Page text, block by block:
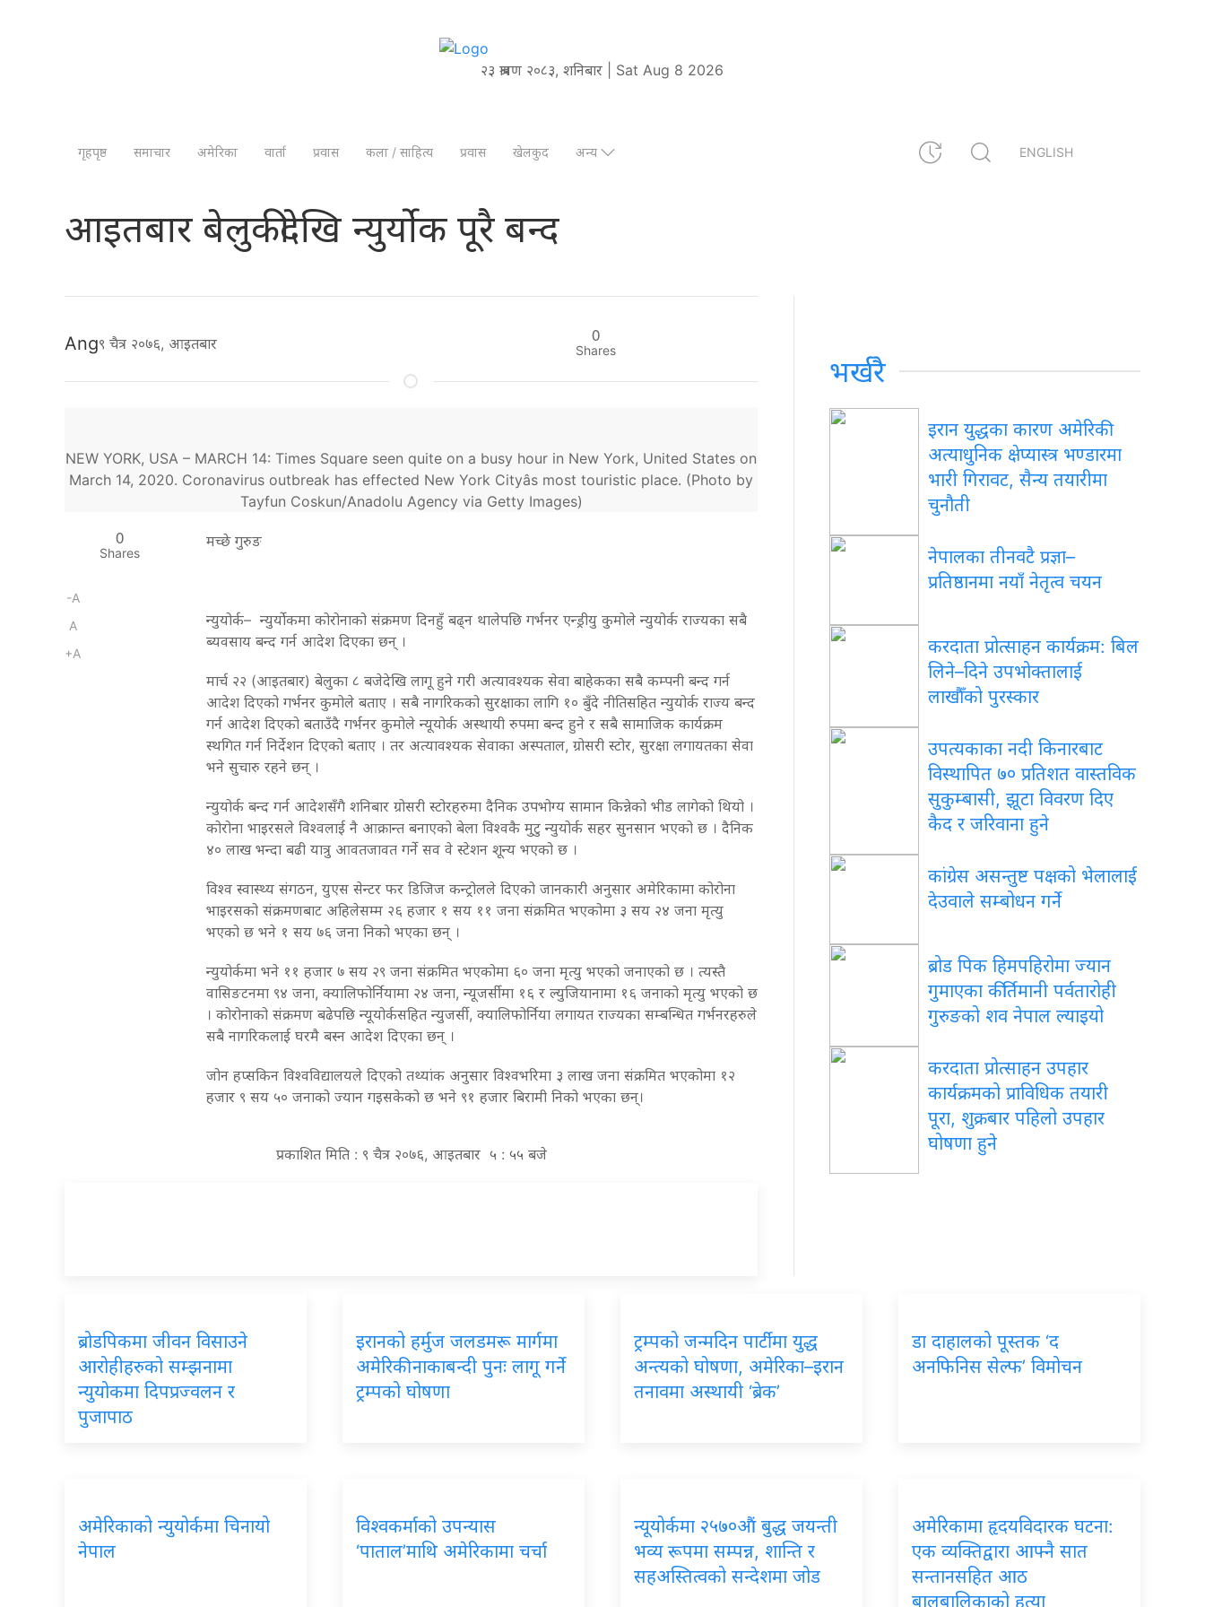
२३ श्रावण २०८३, शनिबार | Sat Aug 8 2026
गृहपृष्ठ समाचार अमेरिका वार्ता प्रवास कला / साहित्य प्रवास खेलकुद अन्य ENGLISH
आइतबार बेलुकीदेखि न्युर्योक पूरै बन्द
Ang९ चैत्र २०७६, आइतबार 0
Shares
NEW YORK, USA – MARCH 14: Times Square seen quite on a busy hour in New York, United States on
March 14, 2020. Coronavirus outbreak has effected New York Cityâs most touristic place. (Photo by
Tayfun Coskun/Anadolu Agency via Getty Images)
0
Shares
-A
A
+A
मच्छे गुरुङ
न्युयोर्क– न्युर्योकमा कोरोनाको संक्रमण दिनहुँ बढ्न थालेपछि गर्भनर एन्ड्रीयु कुमोले न्युयोर्क राज्यका सबै
ब्यवसाय बन्द गर्न आदेश दिएका छन् ।
मार्च २२ (आइतबार) बेलुका ८ बजेदेखि लागू हुने गरी अत्यावश्यक सेवा बाहेकका सबै कम्पनी बन्द गर्न
आदेश दिएको गर्भनर कुमोले बताए । सबै नागरिकको सुरक्षाका लागि १० बुँदे नीतिसहित न्युयोर्क राज्य बन्द
गर्न आदेश दिएको बताउँदै गर्भनर कुमोले न्यूयोर्क अस्थायी रुपमा बन्द हुने र सबै सामाजिक कार्यक्रम
स्थगित गर्न निर्देशन दिएको बताए । तर अत्यावश्यक सेवाका अस्पताल, ग्रोसरी स्टोर, सुरक्षा लगायतका सेवा
भने सुचारु रहने छन् ।
न्युयोर्क बन्द गर्न आदेशसँगै शनिबार ग्रोसरी स्टोरहरुमा दैनिक उपभोग्य सामान किन्नेको भीड लागेको थियो ।
कोरोना भाइरसले विश्वलाई नै आक्रान्त बनाएको बेला विश्वकै मुटु न्युयोर्क सहर सुनसान भएको छ । दैनिक
४० लाख भन्दा बढी यात्रु आवतजावत गर्ने सव वे स्टेशन शून्य भएको छ ।
विश्व स्वास्थ्य संगठन, युएस सेन्टर फर डिजिज कन्ट्रोलले दिएको जानकारी अनुसार अमेरिकामा कोरोना
भाइरसको संक्रमणबाट अहिलेसम्म २६ हजार १ सय ११ जना संक्रमित भएकोमा ३ सय २४ जना मृत्यु
भएको छ भने १ सय ७६ जना निको भएका छन् ।
न्युयोर्कमा भने ११ हजार ७ सय २९ जना संक्रमित भएकोमा ६० जना मृत्यु भएको जनाएको छ । त्यस्तै
वासि‌ङटनमा ९४ जना, क्यालिफोर्नियामा २४ जना, न्यूजर्सीमा १६ र ल्युजियानामा १६ जनाको मृत्यु भएको छ
। कोरोनाको संक्रमण बढेपछि न्यूयोर्कसहित न्युजर्सी, क्यालिफोर्निया लगायत राज्यका सम्बन्धित गर्भनरहरुले
सबै नागरिकलाई घरमै बस्न आदेश दिएका छन् ।
जोन हप्सकिन विश्वविद्यालयले दिएको तथ्यांक अनुसार विश्वभरिमा ३ लाख जना संक्रमित भएकोमा १२
हजार ९ सय ५० जनाको ज्यान गइसकेको छ भने ९१ हजार बिरामी निको भएका छन्।
प्रकाशित मिति : ९ चैत्र २०७६, आइतबार ५ : ५५ बजे
भर्खरै
इरान युद्धका कारण अमेरिकी
अत्याधुनिक क्षेप्यास्त्र भण्डारमा
भारी गिरावट, सैन्य तयारीमा
चुनौती
नेपालका तीनवटै प्रज्ञा–
प्रतिष्ठानमा नयाँ नेतृत्व चयन
करदाता प्रोत्साहन कार्यक्रम: बिल
लिने–दिने उपभोक्तालाई
लाखौँको पुरस्कार
उपत्यकाका नदी किनारबाट
विस्थापित ७० प्रतिशत वास्तविक
सुकुम्बासी, झूटा विवरण दिए
कैद र जरिवाना हुने
कांग्रेस असन्तुष्ट पक्षको भेलालाई
देउवाले सम्बोधन गर्ने
ब्रोड पिक हिमपहिरोमा ज्यान
गुमाएका कीर्तिमानी पर्वतारोही
गुरुङको शव नेपाल ल्याइयो
करदाता प्रोत्साहन उपहार
कार्यक्रमको प्राविधिक तयारी
पूरा, शुक्रबार पहिलो उपहार
घोषणा हुने
ब्रोडपिकमा जीवन विसाउने
आरोहीहरुको सम्झनामा
न्युयोकमा दिपप्रज्वलन र
पुजापाठ
इरानको हर्मुज जलडमरू मार्गमा
अमेरिकी नाकाबन्दी पुनः लागू गर्ने
ट्रम्पको घोषणा
ट्रम्पको जन्मदिन पार्टीमा युद्ध
अन्त्यको घोषणा, अमेरिका–इरान
तनावमा अस्थायी ‘ब्रेक’
डा दाहालको पूस्तक ‘द
अनफिनिस सेल्फ’ विमोचन
अमेरिकाको न्युयोर्कमा चिनायो
नेपाल
विश्वकर्माको उपन्यास
‘पाताल’माथि अमेरिकामा चर्चा
न्यूयोर्कमा २५७०औं बुद्ध जयन्ती
भव्य रूपमा सम्पन्न, शान्ति र
सहअस्तित्वको सन्देशमा जोड
अमेरिकामा हृदयविदारक घटना:
एक व्यक्तिद्वारा आफ्नै सात
सन्तानसहित आठ
बालबालिकाको हत्या